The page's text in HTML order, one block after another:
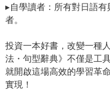
▸自學讀者：所有對日語
者。
投資一本好書，改變一種
法・句型辭典》不僅是工
就開啟這場高效的學習革
實現！